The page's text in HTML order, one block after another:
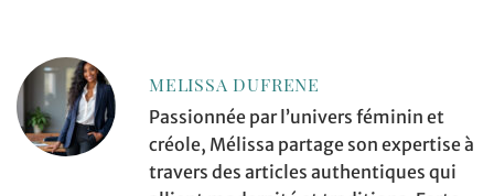
MELISSA DUFRENE
Passionnée par l’univers féminin et
créole, Mélissa partage son expertise à
travers des articles authentiques qui